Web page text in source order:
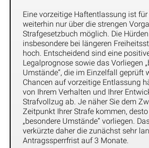
Eine vorzeitige Haftentlassung ist für
weiterhin nur über die strengen
Strafgesetzbuch möglich. Die
insbesondere bei längeren
hoch. Entscheidend sind eine
Legalprognose sowie das Vorliegen
Umstände“, die im Einzelfall geprüft
Chancen auf vorzeitige Entlassung
von Ihrem Verhalten und Ihrer
Strafvollzug ab. Je näher Sie dem
Zeitpunkt Ihrer Strafe kommen,
„besondere Umstände“ vorliegen.
verkürzte daher die zunächst sehr
Antragssperrfrist auf 3 Monate.